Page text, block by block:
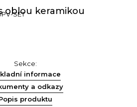
oblou keramikou
SET
Sekce:
informace
a odkazy
produktu